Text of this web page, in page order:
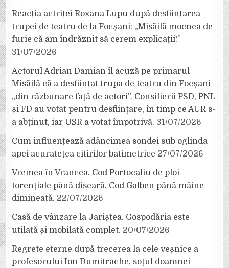
Reacția actriței Roxana Lupu după desființarea
trupei de teatru de la Focșani: „Misăilă mocnea de
furie că am îndrăznit să cerem explicații!”
31/07/2026
Actorul Adrian Damian îl acuză pe primarul
Misăilă că a desființat trupa de teatru din Focșani
„din răzbunare față de actori”. Consilierii PSD, PNL
și FD au votat pentru desființare, în timp ce AUR s-
a abținut, iar USR a votat împotrivă. 31/07/2026
Cum influențează adâncimea sondei sub oglinda
apei acuratețea citirilor batimetrice 27/07/2026
Vremea în Vrancea. Cod Portocaliu de ploi
torențiale până diseară, Cod Galben până mâine
dimineață. 22/07/2026
Casă de vânzare la Jariștea. Gospodăria este
utilată și mobilată complet. 20/07/2026
Regrete eterne după trecerea la cele veșnice a
profesorului Ion Dumitrache, soțul doamnei